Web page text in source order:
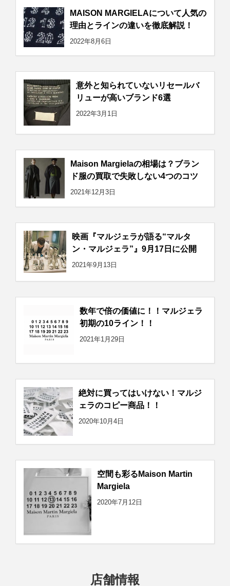
MAISON MARGIELAについて人気の
理由とラインの違いを徹底解説！
2022年8月6日
意外と知られていないリセールバ
リューが高いブランド6選
2022年3月1日
Maison Margielaの相場は？ブラン
ド服の買取で失敗しない4つのコツ
2021年12月3日
映画『マルジェラが語る“マルタ
ン・マルジェラ”』9月17日に公開
2021年9月13日
数年で倍の価値に！！マルジェラ
初期の10ライン！！
2021年1月29日
絶対に買ってはいけない！マルジ
ェラのコピー商品！！
2020年10月4日
空間も彩るMaison Martin
Margiela
2020年7月12日
店舗情報